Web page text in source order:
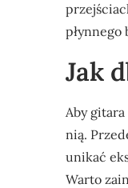
Jak
Aby
nią.
unikać
Warto